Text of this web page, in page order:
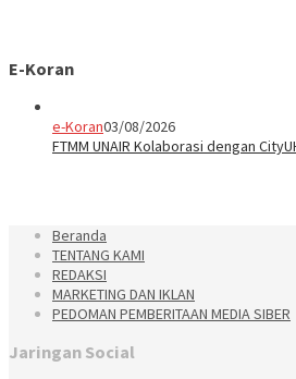
E-Koran
e-Koran03/08/2026
FTMM UNAIR Kolaborasi dengan
Beranda
TENTANG KAMI
REDAKSI
MARKETING DAN IKLAN
PEDOMAN PEMBERITAAN MEDIA SIBER
Jaringan Social